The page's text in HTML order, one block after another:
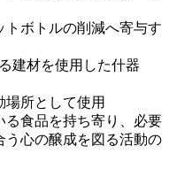
トボトルの削減へ寄与す
建材を使用した什器
場所として使用
食品を持ち寄り、必要
う心の醸成を図る活動の